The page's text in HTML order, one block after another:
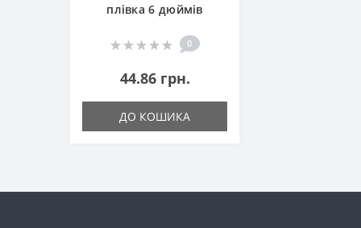
плівка 6 дюймів
0
44.86 грн.
ДО КОШИКА